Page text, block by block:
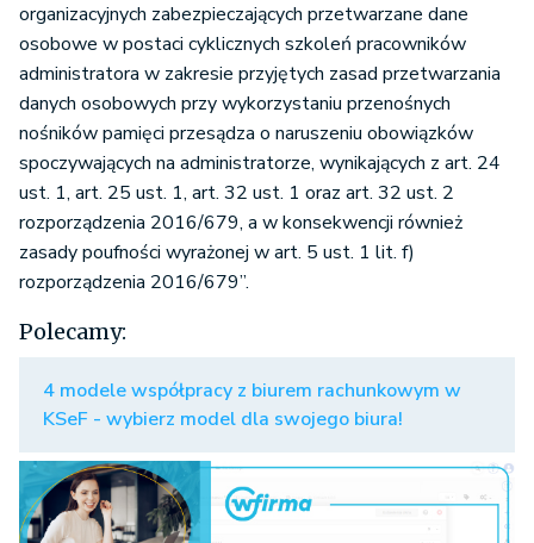
organizacyjnych zabezpieczających przetwarzane dane
osobowe w postaci cyklicznych szkoleń pracowników
administratora w zakresie przyjętych zasad przetwarzania
danych osobowych przy wykorzystaniu przenośnych
nośników pamięci przesądza o naruszeniu obowiązków
spoczywających na administratorze, wynikających z art. 24
ust. 1, art. 25 ust. 1, art. 32 ust. 1 oraz art. 32 ust. 2
rozporządzenia 2016/679, a w konsekwencji również
zasady poufności wyrażonej w art. 5 ust. 1 lit. f)
rozporządzenia 2016/679”.
Polecamy:
4 modele współpracy z biurem rachunkowym w
KSeF - wybierz model dla swojego biura!